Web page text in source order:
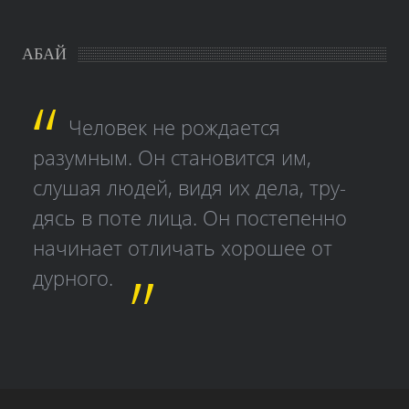
АБАЙ
Человек не рождается
разумным. Он становится им,
слушая людей, видя их дела, тру­
дясь в поте лица. Он постепенно
начинает отличать хорошее от
дурного.